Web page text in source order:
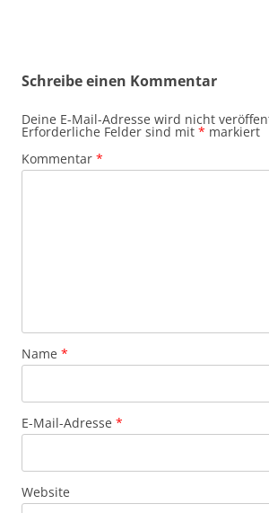
Schreibe einen Kommentar
Deine E-Mail-Adresse wird nicht
Erforderliche Felder sind mit * markiert
Kommentar *
Name *
E-Mail-Adresse *
Website